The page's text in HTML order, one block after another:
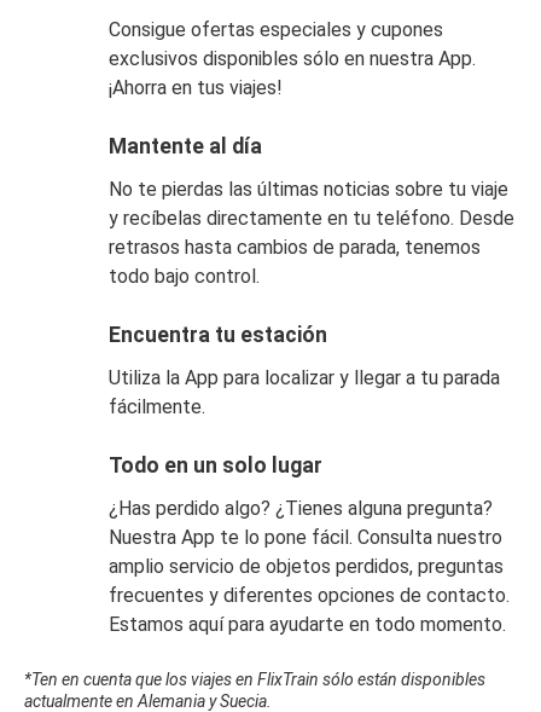
Consigue ofertas especiales y cupones
exclusivos disponibles sólo en nuestra App.
¡Ahorra en tus viajes!
Mantente al día
No te pierdas las últimas noticias sobre tu viaje
y recíbelas directamente en tu teléfono. Desde
retrasos hasta cambios de parada, tenemos
todo bajo control.
Encuentra tu estación
Utiliza la App para localizar y llegar a tu parada
fácilmente.
Todo en un solo lugar
¿Has perdido algo? ¿Tienes alguna pregunta?
Nuestra App te lo pone fácil. Consulta nuestro
amplio servicio de objetos perdidos, preguntas
frecuentes y diferentes opciones de contacto.
Estamos aquí para ayudarte en todo momento.
*Ten en cuenta que los viajes en FlixTrain sólo están disponibles
actualmente en Alemania y Suecia.